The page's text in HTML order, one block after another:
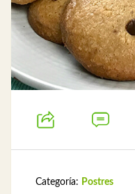
Categoría: Postres